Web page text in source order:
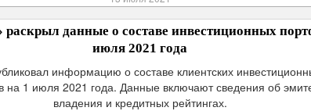
данные о составе инвестиционных
июля 2021 года
информацию о составе клиентских
на 1 июля 2021 года. Данные включают сведения об
владения и кредитных рейтингах.